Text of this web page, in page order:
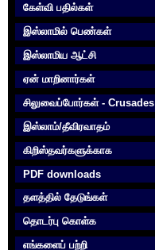
கேள்வி பதில்கள்
இஸ்லாமில் பெண்கள்
இஸ்லாமிய ஆட்சி
ஏன் மாறினார்கள்
சிலுவைப்போர்கள் - Crusades
இஸ்லாம்/தீவிரவாதம்
கிறிஸ்தவர்களுக்காக‌
PDF downloads
தளத்தில் தேடுங்கள்
தொடர்பு கொள்க‌
எங்களைப் பற்றி